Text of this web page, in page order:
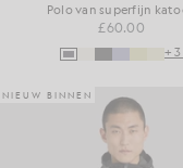
Polo van superfijn
£60.00
+3
NIEUW BINNEN